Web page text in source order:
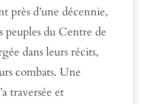
près d’une décennie,
peuples du Centre de
dans leurs récits,
combats. Une
traversée et